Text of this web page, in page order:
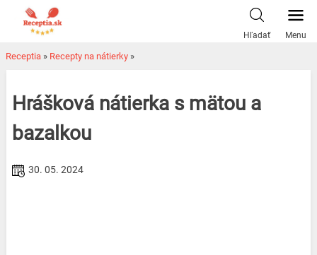
Hľadať Menu
Receptia » Recepty na nátierky »
Hrášková nátierka s mätou a
bazalkou
30. 05. 2024